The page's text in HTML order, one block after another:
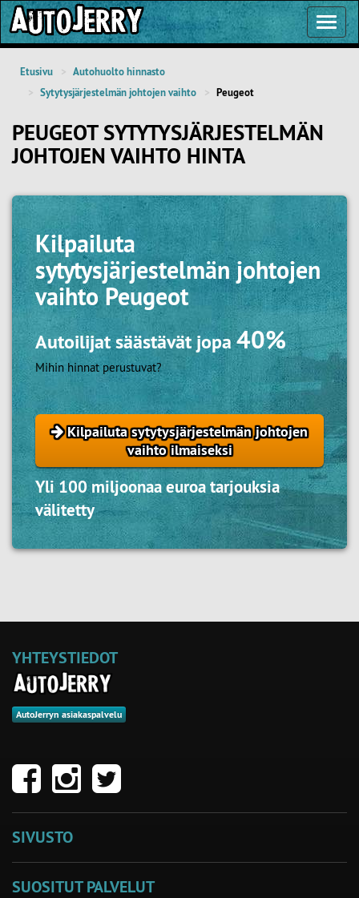
Etusivu
Autohuolto hinnasto
Sytytysjärjestelmän johtojen vaihto
Peugeot
PEUGEOT SYTYTYSJÄRJESTELMÄN
JOHTOJEN VAIHTO HINTA
Kilpailuta
sytytysjärjestelmän johtojen
vaihto Peugeot
Autoilijat säästävät jopa40%
Mihin hinnat perustuvat?
Kilpailuta sytytysjärjestelmän johtojen
vaihto ilmaiseksi
Yli 100 miljoonaa euroa tarjouksia
välitetty
YHTEYSTIEDOT
AutoJerryn asiakaspalvelu
SIVUSTO
SUOSITUT PALVELUT